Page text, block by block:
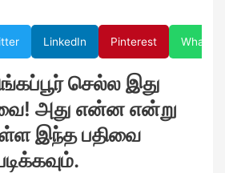
LinkedIn Pinterest
செல்ல இது
அது என்ன என்று
இந்த பதிவை